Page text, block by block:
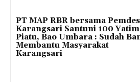
PT MAP RBR bersama Pemdes
Karangsari Santuni 100 Yatim
Piatu, Bao Umbara : Sudah
Membantu Masyarakat
Karangsari